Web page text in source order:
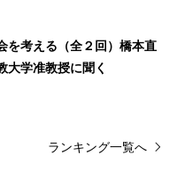
を考える（全２回）橋本直
大学准教授に聞く
ランキング一覧へ